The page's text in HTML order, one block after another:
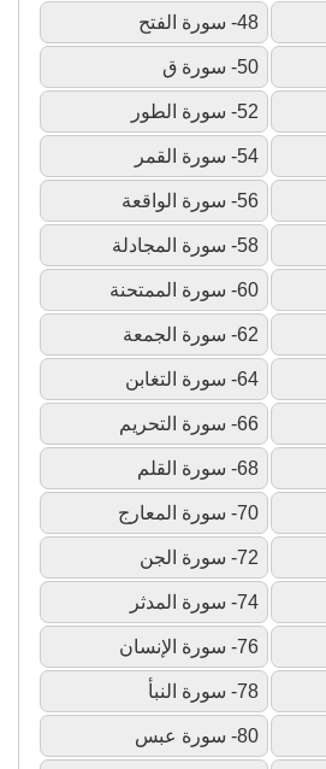
48- سورة الفتح
50- سورة ق
52- سورة الطور
54- سورة القمر
56- سورة الواقعة
58- سورة المجادلة
60- سورة الممتحنة
62- سورة الجمعة
64- سورة التغابن
66- سورة التحريم
68- سورة القلم
70- سورة المعارج
72- سورة الجن
74- سورة المدثر
76- سورة الإنسان
78- سورة النبأ
80- سورة عبس